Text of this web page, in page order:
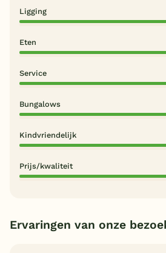
Ligging
Eten
Service
Bungalows
Kindvriendelijk
Prijs/kwaliteit
Ervaringen van onze